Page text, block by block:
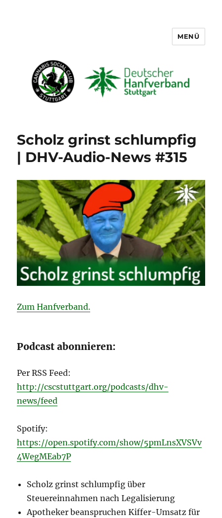
Cannabis Social Club Stuttgart
MENÜ
Scholz grinst schlumpfig
| DHV-Audio-News #315
Zum Hanfverband.
Podcast abonnieren:
Per RSS Feed:
http://cscstuttgart.org/podcasts/dhv-
news/feed
Spotify:
https://open.spotify.com/show/5pmLnsXVSVv
4WegMEab7P
Scholz grinst schlumpfig über
Steuereinnahmen nach Legalisierung
Apotheker beanspruchen Kiffer-Umsatz für